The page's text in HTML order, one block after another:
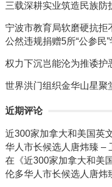
三载深耕实业筑造民族防
宁波市教育局软磨硬抗拒
公然违规捐赠5所“公参民
权力下沉岂能沦为推诿护
世界洪门组织金华山星聚
近期评论
近300家加拿大和美国英
华人市长候选人唐炜臻 –
在《近300家加拿大和美
伦多华人市长候选人唐炜